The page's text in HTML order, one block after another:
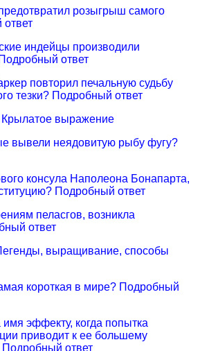
розыгрыш самого
индейцы производили
ответ
повторил печальную судьбу
тезки? Подробный ответ
Крылатое выражение
вывели неядовитую рыбу фугу?
консула Наполеона Бонапарта,
Подробный ответ
пеласгов, возникла
ответ
выращивание, способы
короткая в мире? Подробный
имя эффекту, когда попытка
приводит к ее большему
ответ